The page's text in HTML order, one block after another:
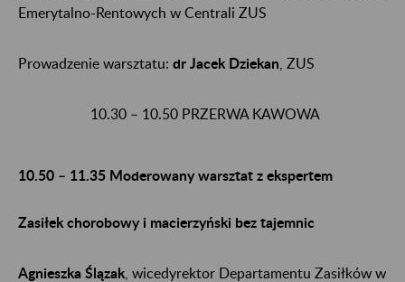
Emerytalno-Rentowych w Centrali ZUS
Prowadzenie warsztatu: dr Jacek Dziekan , ZUS
10.30 – 10.50 PRZERWA KAWOWA
10.50 – 11.35 Moderowany warsztat z ekspertem
Zasiłek chorobowy i macierzyński bez tajemnic
Agnieszka Ślązak , wicedyrektor Departamentu Zasiłków w